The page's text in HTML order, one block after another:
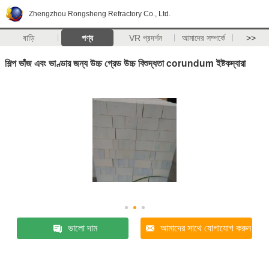
Zhengzhou Rongsheng Refractory Co., Ltd.
বাড়ি পণ্য VR প্রদর্শন আমাদের সম্পর্কে >>
শিল্প ভাঁজ এবং ভাণ্ডার জন্য উচ্চ গ্রেড উচ্চ বিশুদ্ধতা corundum ইষ্টকদ্বারা
ভালো দাম আমাদের সাথে যোগাযোগ করুন